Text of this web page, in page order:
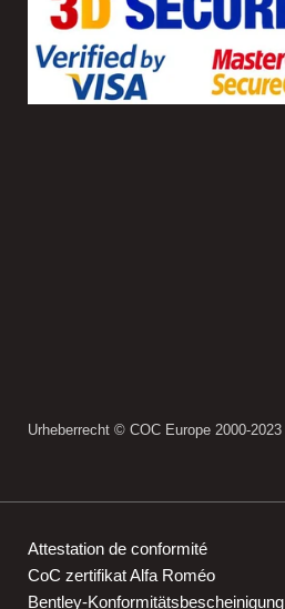
Urheberrecht © COC Europe 2000-2023
Attestation de conformité
CoC zertifikat Alfa Roméo
Bentley-Konformitätsbescheinigung